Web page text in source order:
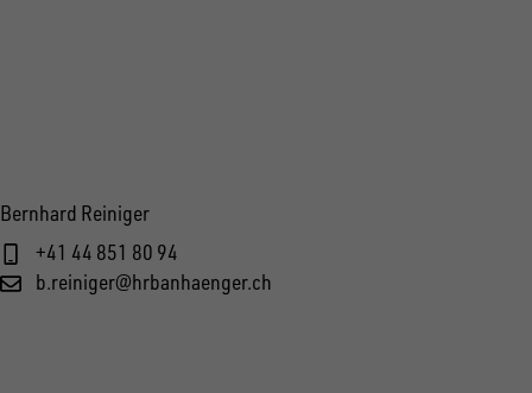
Bernhard Reiniger
+41 44 851 80 94
b.reiniger@hrbanhaenger.ch